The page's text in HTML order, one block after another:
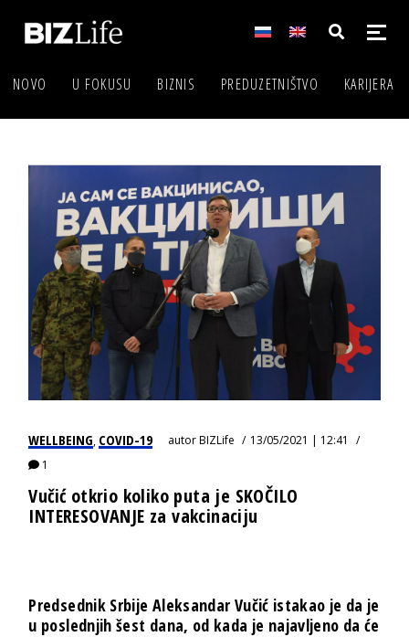
NOVO U FOKUSU BIZNIS PREDUZETNIŠTVO KARIJERA
WELLBEING, COVID-19 autorBIZLife
13/05/2021 | 12:41
1
Vučić otkrio koliko puta je SKOČILO
INTERESOVANJE za vakcinaciju
Predsednik Srbije Aleksandar Vučić istakao je da je
u poslednjih šest dana, od kada je najavljeno da će